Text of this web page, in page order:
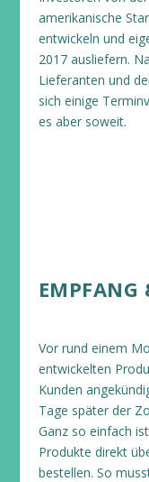
amerikanische
entwickeln und
2017 ausliefern.
Lieferanten und
sich einige
es aber soweit.
EMPFANG
Vor rund einem
entwickelten
Kunden
Tage später der
Ganz so einfach
Produkte direkt
bestellen. So